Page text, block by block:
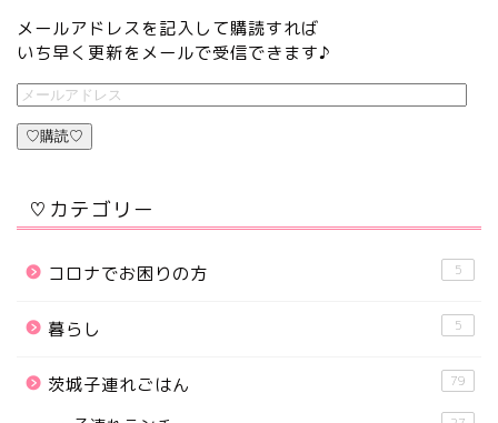
メールアドレスを記入して購読すれば
いち早く更新をメールで受信できます♪
♡購読♡
♡カテゴリー
コロナでお困りの方 5
暮らし 5
茨城子連れごはん 79